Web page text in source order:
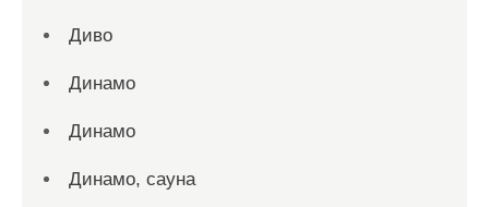
Диво
Динамо
Динамо
Динамо, сауна